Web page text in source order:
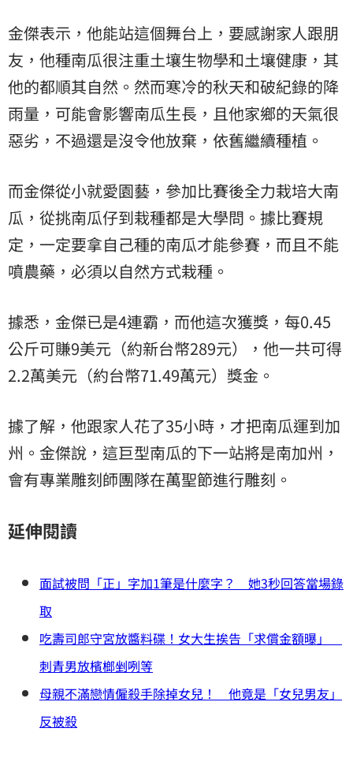
金傑表示，他能站這個舞台上，要感謝家人跟朋
友，他種南瓜很注重土壤生物學和土壤健康，其
他的都順其自然。然而寒冷的秋天和破紀錄的降
雨量，可能會影響南瓜生長，且他家鄉的天氣很
惡劣，不過還是沒令他放棄，依舊繼續種植。
而金傑從小就愛園藝，參加比賽後全力栽培大南
瓜，從挑南瓜仔到栽種都是大學問。據比賽規
定，一定要拿自己種的南瓜才能參賽，而且不能
噴農藥，必須以自然方式栽種。
據悉，金傑已是4連霸，而他這次獲獎，每0.45
公斤可賺9美元（約新台幣289元），他一共可得
2.2萬美元（約台幣71.49萬元）獎金。
據了解，他跟家人花了35小時，才把南瓜運到加
州。金傑說，這巨型南瓜的下一站將是南加州，
會有專業雕刻師團隊在萬聖節進行雕刻。
延伸閱讀
面試被問「正」字加1筆是什麼字？ 她3秒回答當場錄
取
吃壽司郎守宮放醬料碟！女大生挨告「求償金額曝」
刺青男放檳榔剉咧等
母親不滿戀情僱殺手除掉女兒！ 他竟是「女兒男友」
反被殺